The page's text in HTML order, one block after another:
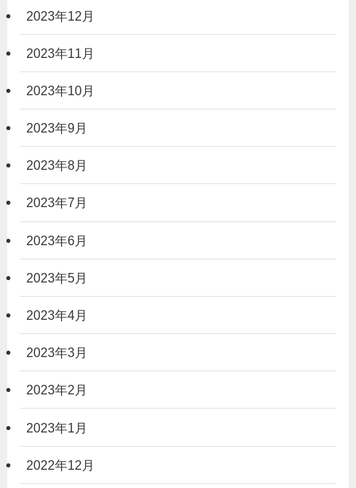
2023年12月
2023年11月
2023年10月
2023年9月
2023年8月
2023年7月
2023年6月
2023年5月
2023年4月
2023年3月
2023年2月
2023年1月
2022年12月